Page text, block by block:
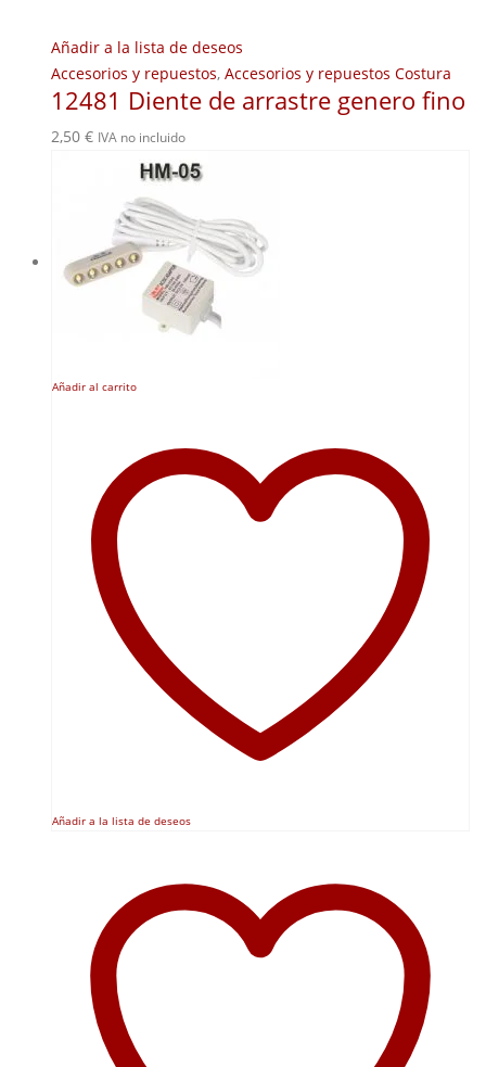
Añadir a la lista de deseos
Accesorios y repuestos, Accesorios y repuestos Costura
12481 Diente de arrastre genero fino
2,50 € IVA no incluido
Añadir al carrito
Añadir a la lista de deseos